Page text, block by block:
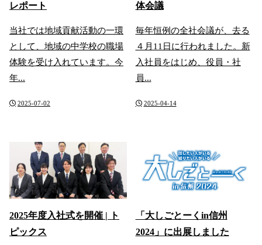
レポート
当社では地域貢献活動の一環
として、地域の中学校の職場
体験を受け入れています。今
年...
2025-07-02
体会議
毎年恒例の全社会議が、去る
４月11日に行われました。新
入社員をはじめ、役員・社
員...
2025-04-14
2025年度入社式を開催 | ト
ピックス
「大しごとーくin信州
2024」に出展しました